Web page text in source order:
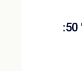
ביטוח מחלות קשות אחרי גיל 50: